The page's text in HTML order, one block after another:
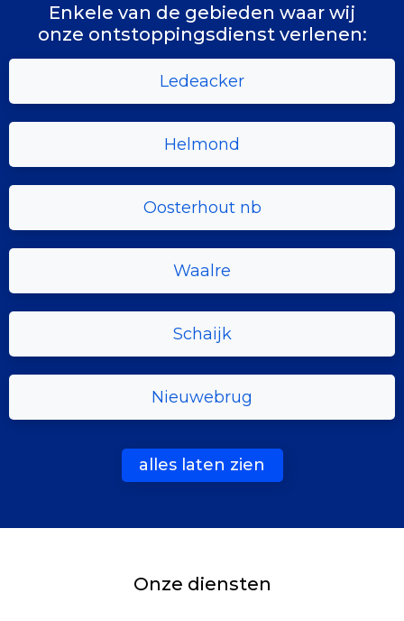
Enkele van de gebieden waar wij
onze ontstoppingsdienst verlenen:
Ledeacker
Helmond
Oosterhout nb
Waalre
Schaijk
Nieuwebrug
alles laten zien
Onze diensten